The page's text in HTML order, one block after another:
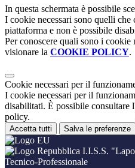
In questa schermata è possibile
I cookie necessari sono quelli
piattaforma e non è possibile
Per conoscere quali sono i cookie
visionare la COOKIE POLICY.
Cookie necessari per il
I cookie necessari per il
disabilitati. È possibile consultare
policy.
Accetta tutti Salva le preferenze
I.I.S.S.
Tecnico-Professionale